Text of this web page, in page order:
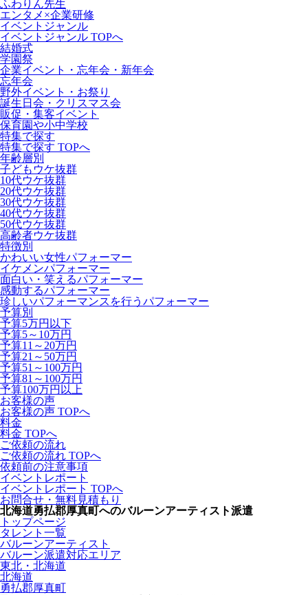
ふわりん先生
エンタメ×企業研修
イベントジャンル
イベントジャンル TOPへ
結婚式
学園祭
企業イベント・忘年会・新年会
忘年会
野外イベント・お祭り
誕生日会・クリスマス会
販促・集客イベント
保育園や小中学校
特集で探す
特集で探す TOPへ
年齢層別
子どもウケ抜群
10代ウケ抜群
20代ウケ抜群
30代ウケ抜群
40代ウケ抜群
50代ウケ抜群
高齢者ウケ抜群
特徴別
かわいい女性パフォーマー
イケメンパフォーマー
面白い・笑えるパフォーマー
感動するパフォーマー
珍しいパフォーマンスを行うパフォーマー
予算別
予算5万円以下
予算5～10万円
予算11～20万円
予算21～50万円
予算51～100万円
予算81～100万円
予算100万円以上
お客様の声
お客様の声 TOPへ
料金
料金 TOPへ
ご依頼の流れ
ご依頼の流れ TOPへ
依頼前の注意事項
イベントレポート
イベントレポート TOPへ
お問合せ・無料見積もり
北海道勇払郡厚真町へのバルーンアーティスト派遣
トップページ
タレント一覧
バルーンアーティスト
バルーン派遣対応エリア
東北・北海道
北海道
勇払郡厚真町